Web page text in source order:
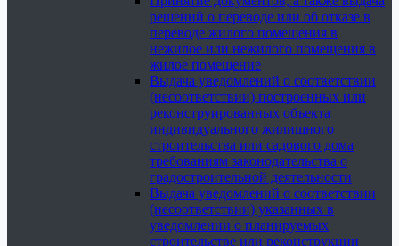
решений о переводе или об отказе в
переводе жилого помещения в
нежилое или нежилого помещения в
жилое помещение
Выдача уведомлений о соответствии
(несоответствии) построенных или
реконструированных объекта
индивидуального жилищного
строительства или садового дома
требованиям законодательства о
градостроительной деятельности
Выдача уведомлений о соответствии
(несоответствии) указанных в
уведомлении о планируемых
строительстве или реконструкции